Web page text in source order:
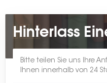
Hinterlass
Bitte teilen Sie uns Ihre
Ihnen innerhalb von 24